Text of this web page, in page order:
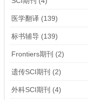
医学翻译 (139)
标书辅导 (139)
Frontiers期刊 (2)
遗传SCI期刊 (2)
外科SCI期刊 (4)